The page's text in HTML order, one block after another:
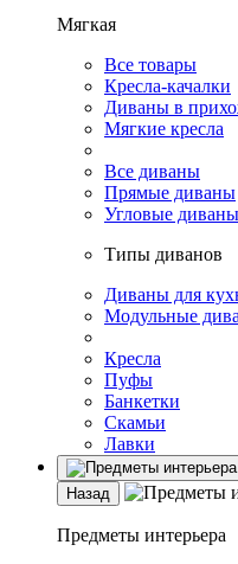
Мягкая
Все товары
Кресла-качалки
Диваны в
Мягкие кресла
Все диваны
Прямые диваны
Угловые диваны
Типы диванов
Диваны для
Модульные
Кресла
Пуфы
Банкетки
Скамьи
Лавки
Назад
Предметы интерьера